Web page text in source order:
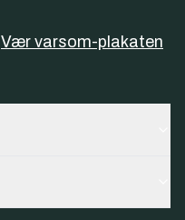
Vær varsom-plakaten